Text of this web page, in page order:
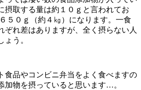
摂取する量は約１０ｇと言われてお
５０ｇ（約４㎏）になります。一食
ぞれ差はありますが、全く摂らない人
ょう。
食品やコンビニ弁当をよく食べますの
加物を摂っていると思います…。